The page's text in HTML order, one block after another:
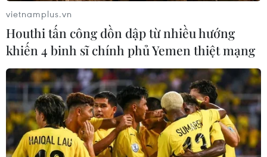
vietnamplus.vn
Houthi tấn công dồn dập từ nhiều hướng
khiến 4 binh sĩ chính phủ Yemen thiệt mạng